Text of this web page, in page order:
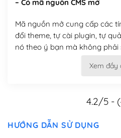
– Có mã nguồn CMS mở
Mã nguồn mở cung cấp các
đổi theme, tự cài plugin, tự
nó theo ý bạn mà không
Xem đầy
4.2/5 -
HƯỚNG DẪN SỬ DỤNG